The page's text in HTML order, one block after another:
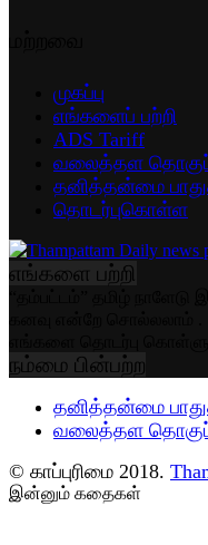
முகப்பு
எங்களைப் பற்றி
ADS Tariff
வலைத்தள
தனித்தன்மை
தொடர்புகொள்ள
எங்களை பற்றி
நம்மை பின்பற்ற
தனித்தன்மை
வலைத்தள
© காப்புரிமை 2018.
இன்னும் கதைகள்